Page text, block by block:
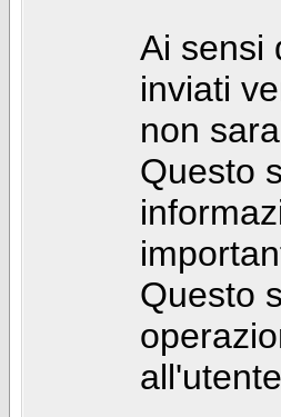
Ai sensi
inviati
non
Questo
Questo